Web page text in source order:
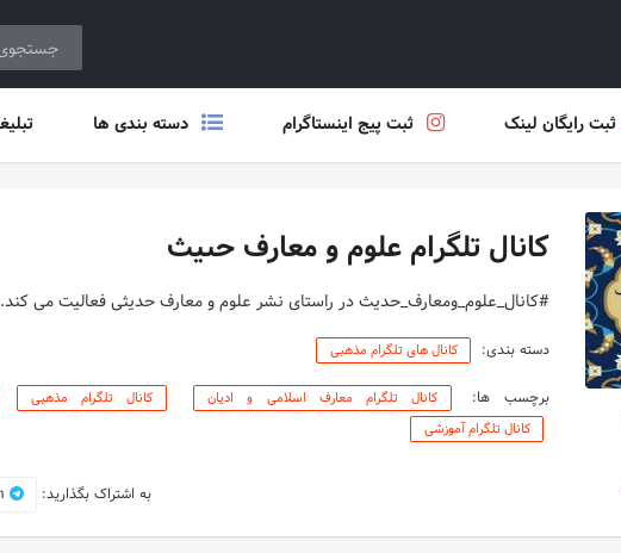
ثبت رایگان لینک ثبت پیج اینستاگرام دسته بندی ها
کانال تلگرام علوم و معارف حىيث
#كانال_علوم_ومعارف_حدیث در راستای نشر علوم و معارف حدیثی فعالیت می کند.
دسته بندی: کانال های تلگرام مذهبی
برچسب ها: کانال تلگرام معارف اسلامی و ادیان کانال تلگرام مذهبی
کانال تلگرام آموزشی
به اشتراک بگذارید: